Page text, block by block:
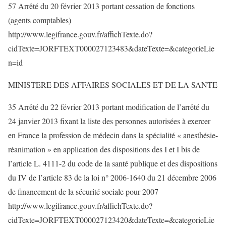
57 Arrêté du 20 février 2013 portant cessation de fonctions
(agents comptables)
http://www.legifrance.gouv.fr/affichTexte.do?
cidTexte=JORFTEXT000027123483&dateTexte=&categorieLie
n=id
MINISTERE DES AFFAIRES SOCIALES ET DE LA SANTE
35 Arrêté du 22 février 2013 portant modification de l’arrêté du
24 janvier 2013 fixant la liste des personnes autorisées à exercer
en France la profession de médecin dans la spécialité « anesthésie-
réanimation » en application des dispositions des I et I bis de
l’article L. 4111-2 du code de la santé publique et des dispositions
du IV de l’article 83 de la loi n° 2006-1640 du 21 décembre 2006
de financement de la sécurité sociale pour 2007
http://www.legifrance.gouv.fr/affichTexte.do?
cidTexte=JORFTEXT000027123420&dateTexte=&categorieLie